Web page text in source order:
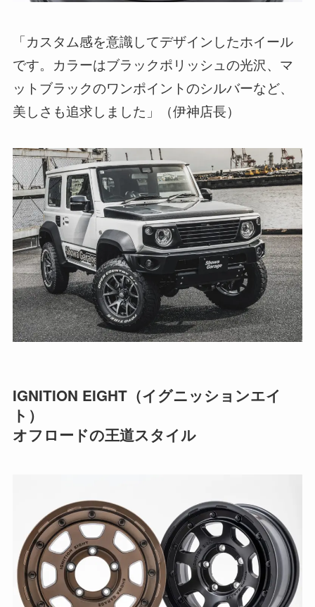
「カスタム感を意識してデザインしたホイール
です。カラーはブラックポリッシュの光沢、マ
ットブラックのワンポイントのシルバーなど、
美しさも追求しました」（伊神店長）
IGNITION EIGHT（イグニッションエイ
ト）
オフロードの王道スタイル